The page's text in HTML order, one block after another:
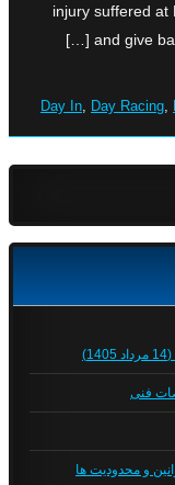
injury suffered at
and give
Day In, Day Racing,
و محدودیت ها